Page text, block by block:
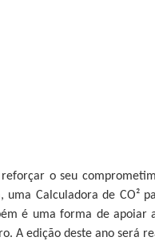
reforçar o seu
uma Calculadora de CO²
é uma forma de apoiar
A edição deste ano será